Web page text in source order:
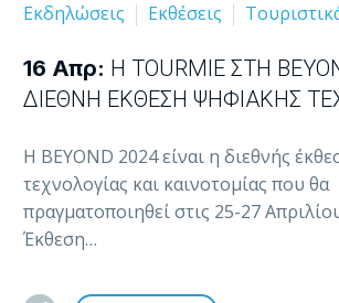
Εκδηλώσεις
Εκθέσεις
16 Απρ: Η TOURMIE ΣΤΗ
ΔΙΕΘΝΉ ΈΚΘΕΣΗ ΨΗΦΙΑΚΉΣ
Η BEYOND 2024 είναι η διεθνής
τεχνολογίας και καινοτομίας που θα
πραγματοποιηθεί στις 25-27
Έκθεση…